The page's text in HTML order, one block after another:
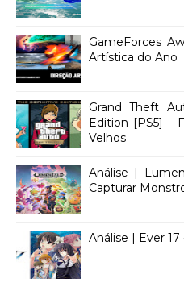
GameForces
Artística do Ano
Grand Theft
Edition [PS5] –
Velhos
Análise |
Capturar
Análise | Ever